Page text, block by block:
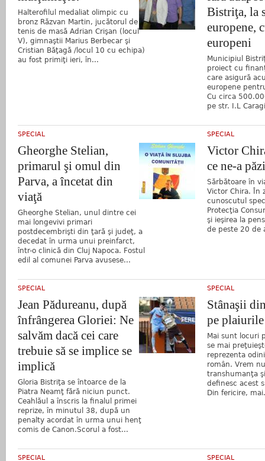
Halterofilul medaliat olimpic cu
bronz Răzvan Martin, jucătorul de
tenis de masă Adrian Crişan (locul
V), gimnaştii Marius Berbecar şi
Cristian Băţagă /locul 10 cu echipa)
au fost primiţi ieri, în...
Bistriţa, la
europene,
europeni
Municipiul
proiect cu
care asigură
europene
Cu circa
pe str. I.L
SPECIAL
Gheorghe Stelian,
primarul şi omul din
Parva, a încetat din
viaţă
Gheorghe Stelian, unul dintre cei
mai longevivi primari
postdecembrişti din ţară şi judeţ, a
decedat în urma unui preinfarct,
într-o clinică din Cluj Napoca. Fostul
edil al comunei Parva avusese...
SPECIAL
Victor
ce ne-a
Sărbătoare în
Victor Chira. În
cunoscutul
Protecţia
şi ieşirea la
de peste 20 de
SPECIAL
Jean Pădureanu, după
înfrângerea Gloriei: Ne
salvăm dacă cei care
trebuie să se implice se
implică
Gloria Bistriţa se întoarce de la
Piatra Neamţ fără niciun punct.
Ceahlăul a înscris la finalul primei
reprize, în minutul 38, după un
penalty acordat în urma unui henţ
comis de Canon.Scorul a fost...
SPECIAL
Stânaşii
pe
Mai sunt locuri
se mai
reprezenta
român. Vrem
transhumanţa
definesc acest
Din fericire,
SPECIAL SPECIAL